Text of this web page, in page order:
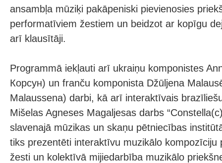
ansambļa mūziķi pakāpeniski pievienosies
performatīviem žestiem un beidzot ar kopīgu
arī klausītāji.
Programmā iekļauti arī ukraiņu komponistes
Корсун) un franču komponista Džūljena
Malaussena) darbi, kā arī interaktīvais
Mišelas Agneses Magaljesas darbs
slavenajā mūzikas un skaņu pētniecības
tiks prezentēti interaktīvu muzikālo kompozīciju
žesti un kolektīvā mijiedarbība muzikālo